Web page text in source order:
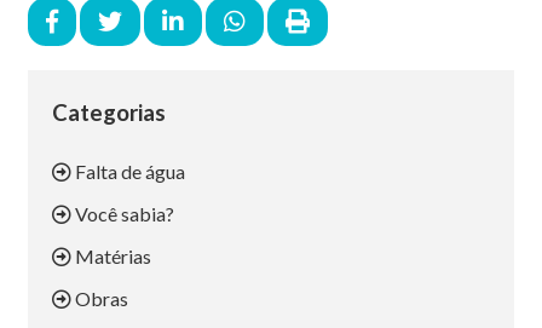
Categorias
Falta de água
Você sabia?
Matérias
Obras